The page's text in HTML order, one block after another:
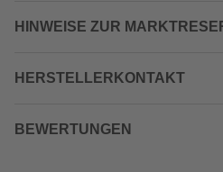
HINWEISE ZUR
HERSTELLERKONTAKT
BEWERTUNGEN